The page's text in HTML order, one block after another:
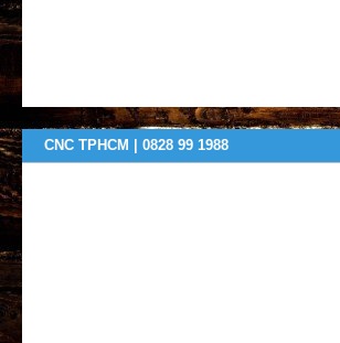
CNC TPHCM | 0828 99 1988